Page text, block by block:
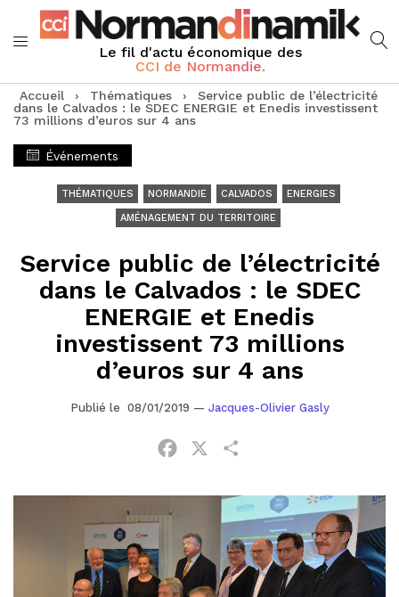
Le fil d'actu économique des
CCI de Normandie.
Accueil › Thématiques ›
Service public de l’électricité
dans le Calvados : le SDEC ENERGIE et Enedis investissent
73 millions d’euros sur 4 ans
Événements
THÉMATIQUES NORMANDIE CALVADOS ENERGIES
AMÉNAGEMENT DU TERRITOIRE
Service public de l’électricité
dans le Calvados : le SDEC
ENERGIE et Enedis
investissent 73 millions
d’euros sur 4 ans
Publié le 08/01/2019 — Jacques-Olivier Gasly
Facebook